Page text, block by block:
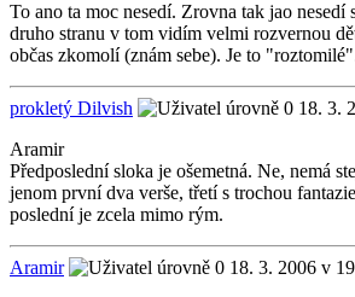
To ano ta moc nesedí. Zrovna tak jao
druho stranu v tom vidím velmi rozvernou
občas zkomolí (znám sebe). Je to
prokletý Dilvish
18. 3.
Aramir
Předposlední sloka je ošemetná. Ne, nemá
jenom první dva verše, třetí s trochou
poslední je zcela mimo rým.
Aramir
18. 3. 2006 v